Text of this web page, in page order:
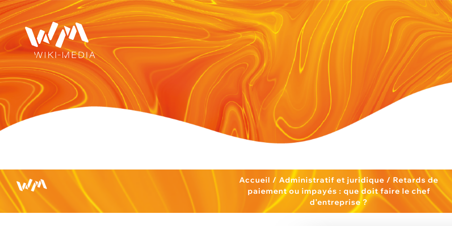
Accueil / Administratif et juridique / Retards de
paiement ou impayés : que doit faire le chef
d’entreprise ?